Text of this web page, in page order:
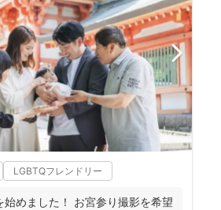
LGBTQフレンドリー
始めました！ お宮参り撮影を希望